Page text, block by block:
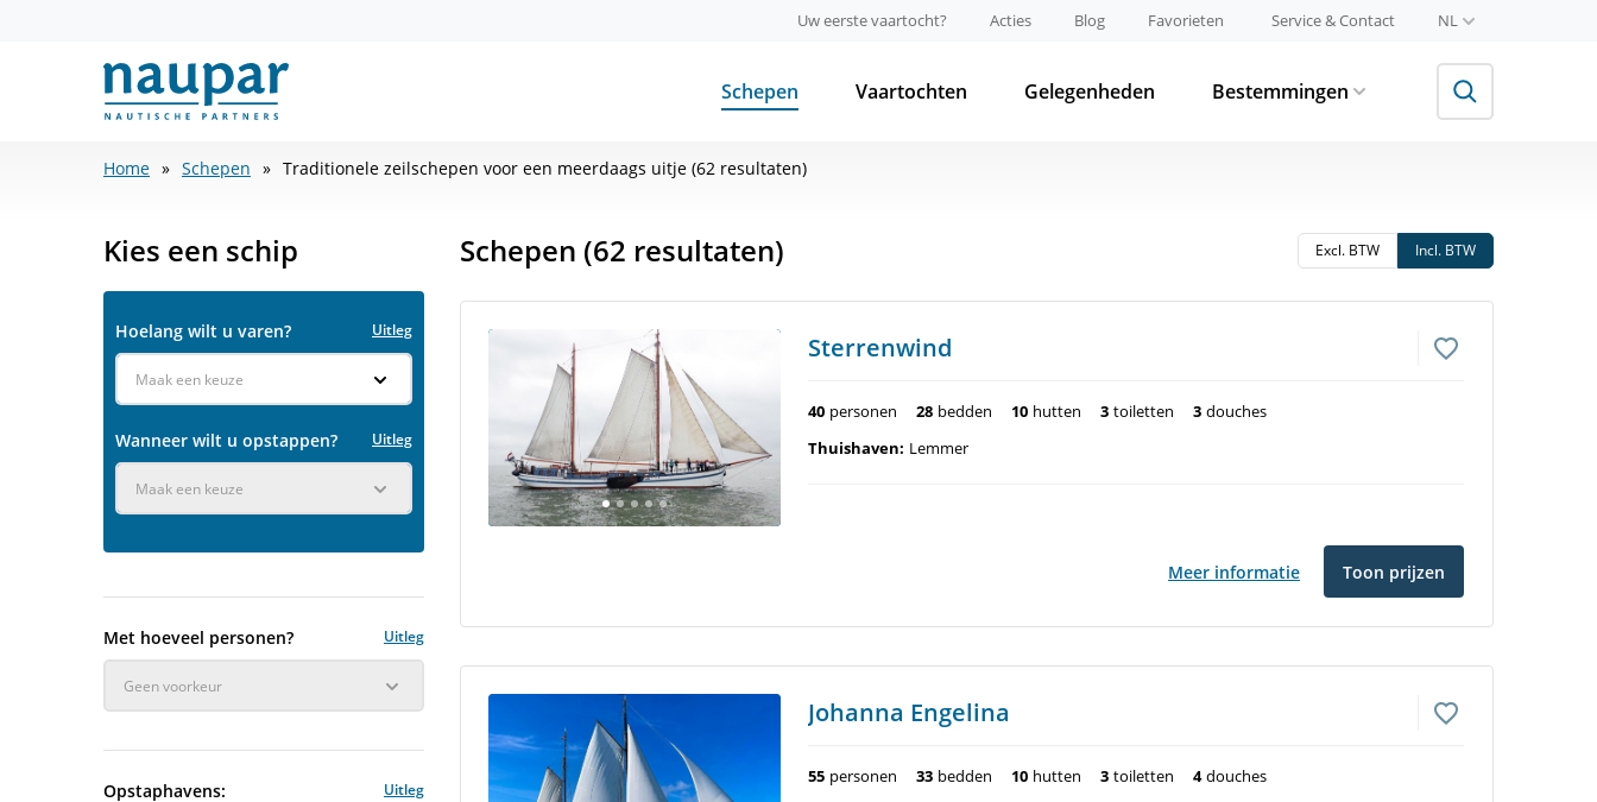
Uw eerste vaartocht? Acties Blog Favorieten Service & Contact NL
Schepen Vaartochten Gelegenheden Bestemmingen
Home Schepen Traditionele zeilschepen voor een meerdaags uitje (62 resultaten)
Kies een schip
Hoelang wilt u varen? Uitleg
Maak een keuze
Wanneer wilt u opstappen? Uitleg
Maak een keuze
Met hoeveel personen? Uitleg
Geen voorkeur
Opstaphavens: Uitleg
Schepen (62 resultaten) Excl. BTW Incl. BTW
Sterrenwind
40 personen 28 bedden 10 hutten 3 toiletten 3 douches
Thuishaven: Lemmer
Meer informatie Toon prijzen
Johanna Engelina
55 personen 33 bedden 10 hutten 3 toiletten 4 douches